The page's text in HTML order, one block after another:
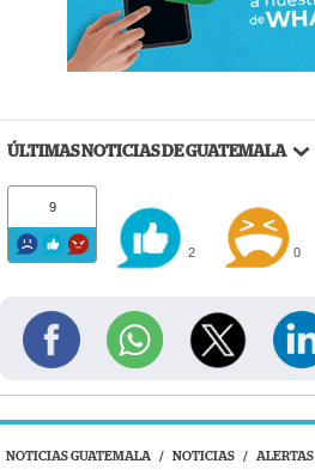
ÚLTIMAS NOTICIAS DE GUATEMALA
9
2 0
NOTICIAS GUATEMALA / NOTICIAS / ALERTAS